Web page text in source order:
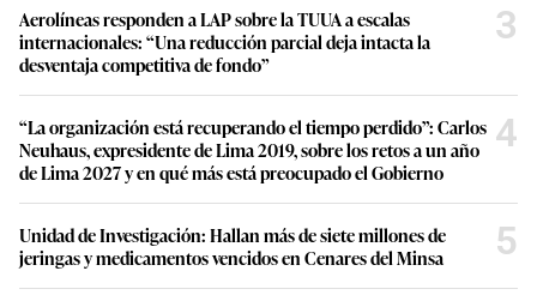
Aerolíneas responden a LAP sobre la TUUA a escalas
internacionales: “Una reducción parcial deja intacta la
desventaja competitiva de fondo”
3
“La organización está recuperando el tiempo perdido”: Carlos
Neuhaus, expresidente de Lima 2019, sobre los retos a un año
de Lima 2027 y en qué más está preocupado el Gobierno
4
Unidad de Investigación: Hallan más de siete millones de
jeringas y medicamentos vencidos en Cenares del Minsa
5